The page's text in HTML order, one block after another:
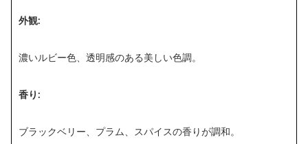
外観:
濃いルビー色、透明感のある美しい色調。
香り:
ブラックベリー、プラム、スパイスの香りが調和。